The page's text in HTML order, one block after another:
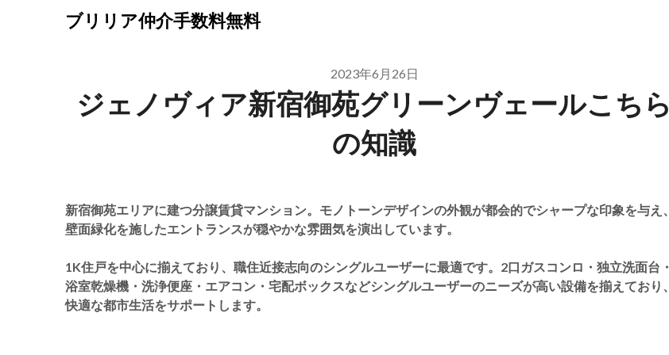
ブリリア仲介手数料無料
2023年6月26日
ジェノヴィア新宿御苑グリーンヴェールこちら
の知識
新宿御苑エリアに建つ分譲賃貸マンション。モノトーンデザインの外観が都会的でシャープな印象を与え、
壁面緑化を施したエントランスが穏やかな雰囲気を演出しています。
1K住戸を中心に揃えており、職住近接志向のシングルユーザーに最適です。2口ガスコンロ・独立洗面台・
浴室乾燥機・洗浄便座・エアコン・宅配ボックスなどシングルユーザーのニーズが高い設備を揃えており、
快適な都市生活をサポートします。